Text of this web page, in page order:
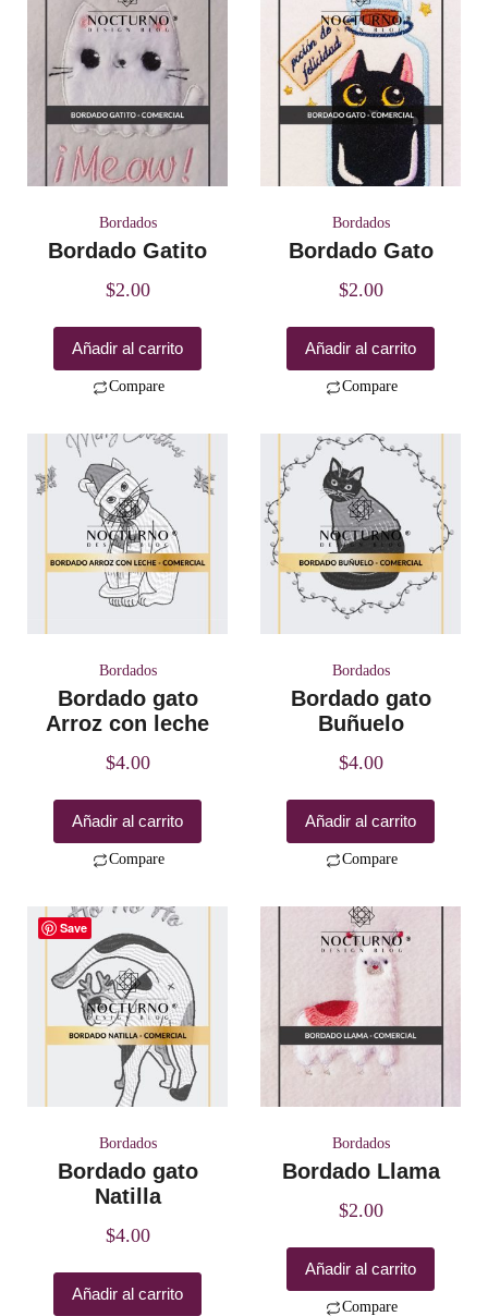
Bordados
Bordado Gatito
$2.00
Añadir al carrito
Compare
Bordados
Bordado Gato
$2.00
Añadir al carrito
Compare
Bordados
Bordado gato
Arroz con leche
$4.00
Añadir al carrito
Compare
Bordados
Bordado gato
Buñuelo
$4.00
Añadir al carrito
Compare
Bordados
Bordado gato
Natilla
$4.00
Añadir al carrito
Bordados
Bordado Llama
$2.00
Añadir al carrito
Compare
Save